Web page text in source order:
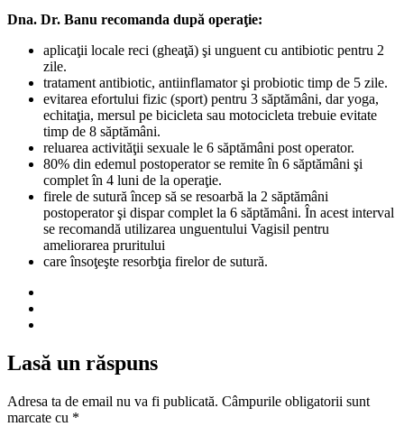
Dna. Dr. Banu recomanda după operaţie:
aplicaţii locale reci (gheaţă) şi unguent cu antibiotic pentru 2
zile.
tratament antibiotic, antiinflamator şi probiotic timp de 5 zile.
evitarea efortului fizic (sport) pentru 3 săptămâni, dar yoga,
echitaţia, mersul pe bicicleta sau motocicleta trebuie evitate
timp de 8 săptămâni.
reluarea activităţii sexuale le 6 săptămâni post operator.
80% din edemul postoperator se remite în 6 săptămâni şi
complet în 4 luni de la operaţie.
firele de sutură încep să se resoarbă la 2 săptămâni
postoperator şi dispar complet la 6 săptămâni. În acest interval
se recomandă utilizarea unguentului Vagisil pentru
ameliorarea pruritului
care însoţeşte resorbţia firelor de sutură.
Lasă un răspuns
Adresa ta de email nu va fi publicată. Câmpurile obligatorii sunt
marcate cu *